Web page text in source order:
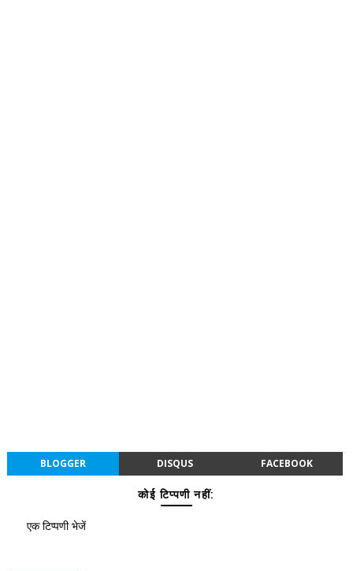
BLOGGER DISQUS FACEBOOK
कोई टिप्पणी नहीं:
एक टिप्पणी भेजें